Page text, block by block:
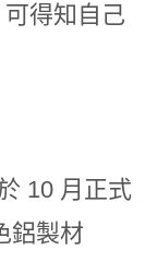
得知自己
10 月正式
鋁製材